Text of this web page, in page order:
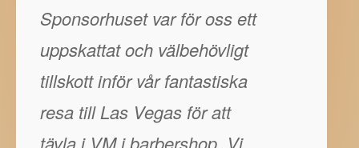
Sponsorhuset var för oss ett
uppskattat och välbehövligt
tillskott inför vår fantastiska
resa till Las Vegas för att
tävla i VM i barbershop. Vi